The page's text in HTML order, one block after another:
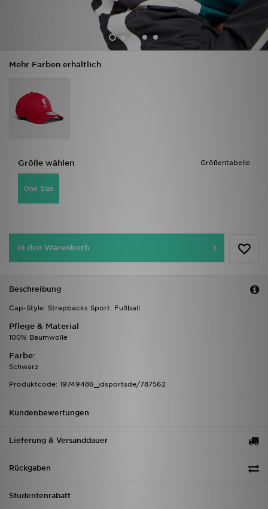
Mehr Farben erhältlich
Größentabelle
Größe wählen
One Size
In den Warenkorb
Beschreibung
Cap-Style: Strapbacks Sport: Fußball
Pflege & Material
100% Baumwolle
Farbe:
Schwarz
Produktcode: 19749486_jdsportsde/787562
Kundenbewertungen
Lieferung & Versanddauer
Rückgaben
Studentenrabatt